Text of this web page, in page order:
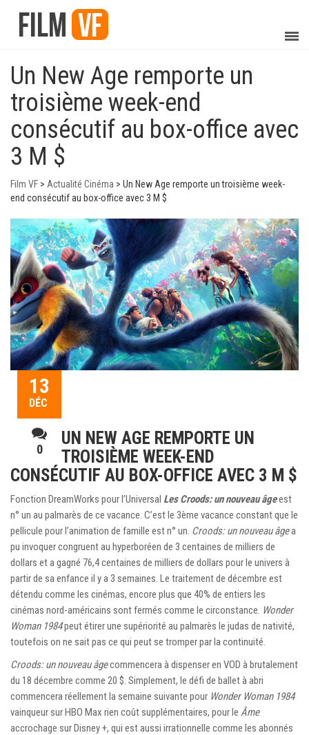
Un New Age remporte un
troisième week-end
consécutif au box-office avec
3 M $
Film VF > Actualité Cinéma > Un New Age remporte un troisième week-
end consécutif au box-office avec 3 M $
13
DÉC
0
UN NEW AGE REMPORTE UN
TROISIÈME WEEK-END
CONSÉCUTIF AU BOX-OFFICE AVEC 3 M $
Fonction DreamWorks pour l’Universal Les Croods: un nouveau âgeest
n° un au palmarès de ce vacance. C’est le 3ème vacance constant que le
pellicule pour l’animation de famille est n° un. Croods: un nouveau âgea
pu invoquer congruent au hyperboréen de 3 centaines de milliers de
dollars et a gagné 76,4 centaines de milliers de dollars pour le univers à
partir de sa enfance il y a 3 semaines. Le traitement de décembre est
détendu comme les cinémas, encore plus que 40% de entiers les
cinémas nord-américains sont fermés comme le circonstance. Wonder
Woman 1984peut étirer une supériorité au palmarès le judas de nativité,
toutefois on ne sait pas ce qui peut se tromper par la continuité.
Croods: un nouveau âgecommencera à dispenser en VOD à brutalement
du 18 décembre comme 20 $. Simplement, le défi de ballet à abri
commencera réellement la semaine suivante pour Wonder Woman 1984
vainqueur sur HBO Max rien coût supplémentaires, pour le Âme
accrochage sur Disney +, qui est aussi irrationnelle comme les abonnés